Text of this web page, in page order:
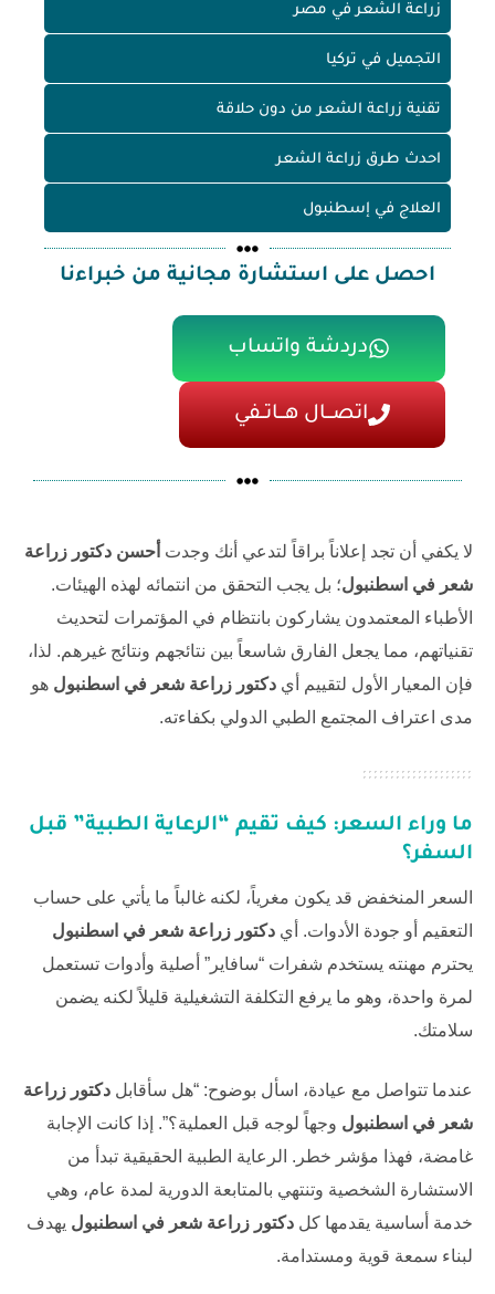
زراعة الشعر في مصر
التجميل في تركيا
تقنية زراعة الشعر من دون حلاقة
احدث طرق زراعة الشعر
العلاج في إسطنبول
احصل على استشارة مجانية من خبراءنا
دردشة واتساب
اتصـــال هـــاتــفي
لا يكفي أن تجد إعلاناً براقاً لتدعي أنك وجدت أحسن دكتور زراعة
شعر في اسطنبول؛ بل يجب التحقق من انتمائه لهذه الهيئات.
الأطباء المعتمدون يشاركون بانتظام في المؤتمرات لتحديث
تقنياتهم، مما يجعل الفارق شاسعاً بين نتائجهم ونتائج غيرهم. لذا،
فإن المعيار الأول لتقييم أي دكتور زراعة شعر في اسطنبول هو
مدى اعتراف المجتمع الطبي الدولي بكفاءته.
ما وراء السعر: كيف تقيم “الرعاية الطبية” قبل
السفر؟
السعر المنخفض قد يكون مغرياً، لكنه غالباً ما يأتي على حساب
التعقيم أو جودة الأدوات. أي دكتور زراعة شعر في اسطنبول
يحترم مهنته يستخدم شفرات “سافاير” أصلية وأدوات تستعمل
لمرة واحدة، وهو ما يرفع التكلفة التشغيلية قليلاً لكنه يضمن
سلامتك.
عندما تتواصل مع عيادة، اسأل بوضوح: “هل سأقابل دكتور زراعة
شعر في اسطنبول وجهاً لوجه قبل العملية؟”. إذا كانت الإجابة
غامضة، فهذا مؤشر خطر. الرعاية الطبية الحقيقية تبدأ من
الاستشارة الشخصية وتنتهي بالمتابعة الدورية لمدة عام، وهي
خدمة أساسية يقدمها كل دكتور زراعة شعر في اسطنبول يهدف
لبناء سمعة قوية ومستدامة.